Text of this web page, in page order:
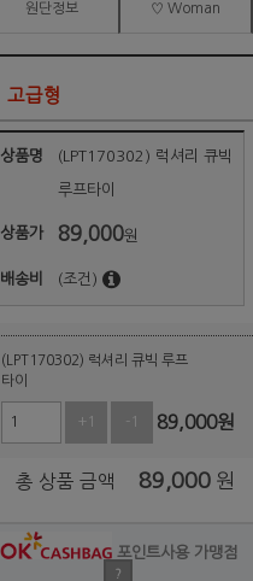
원단정보 ♡ Woman
고급형
상품명 (LPT170302) 럭셔리 큐빅
루프타이
상품가 89,000원
배송비 (조건)
(LPT170302) 럭셔리 큐빅 루프
타이
+1 -1 89,000원
총 상품 금액 89,000 원
포인트사용 가맹점
?